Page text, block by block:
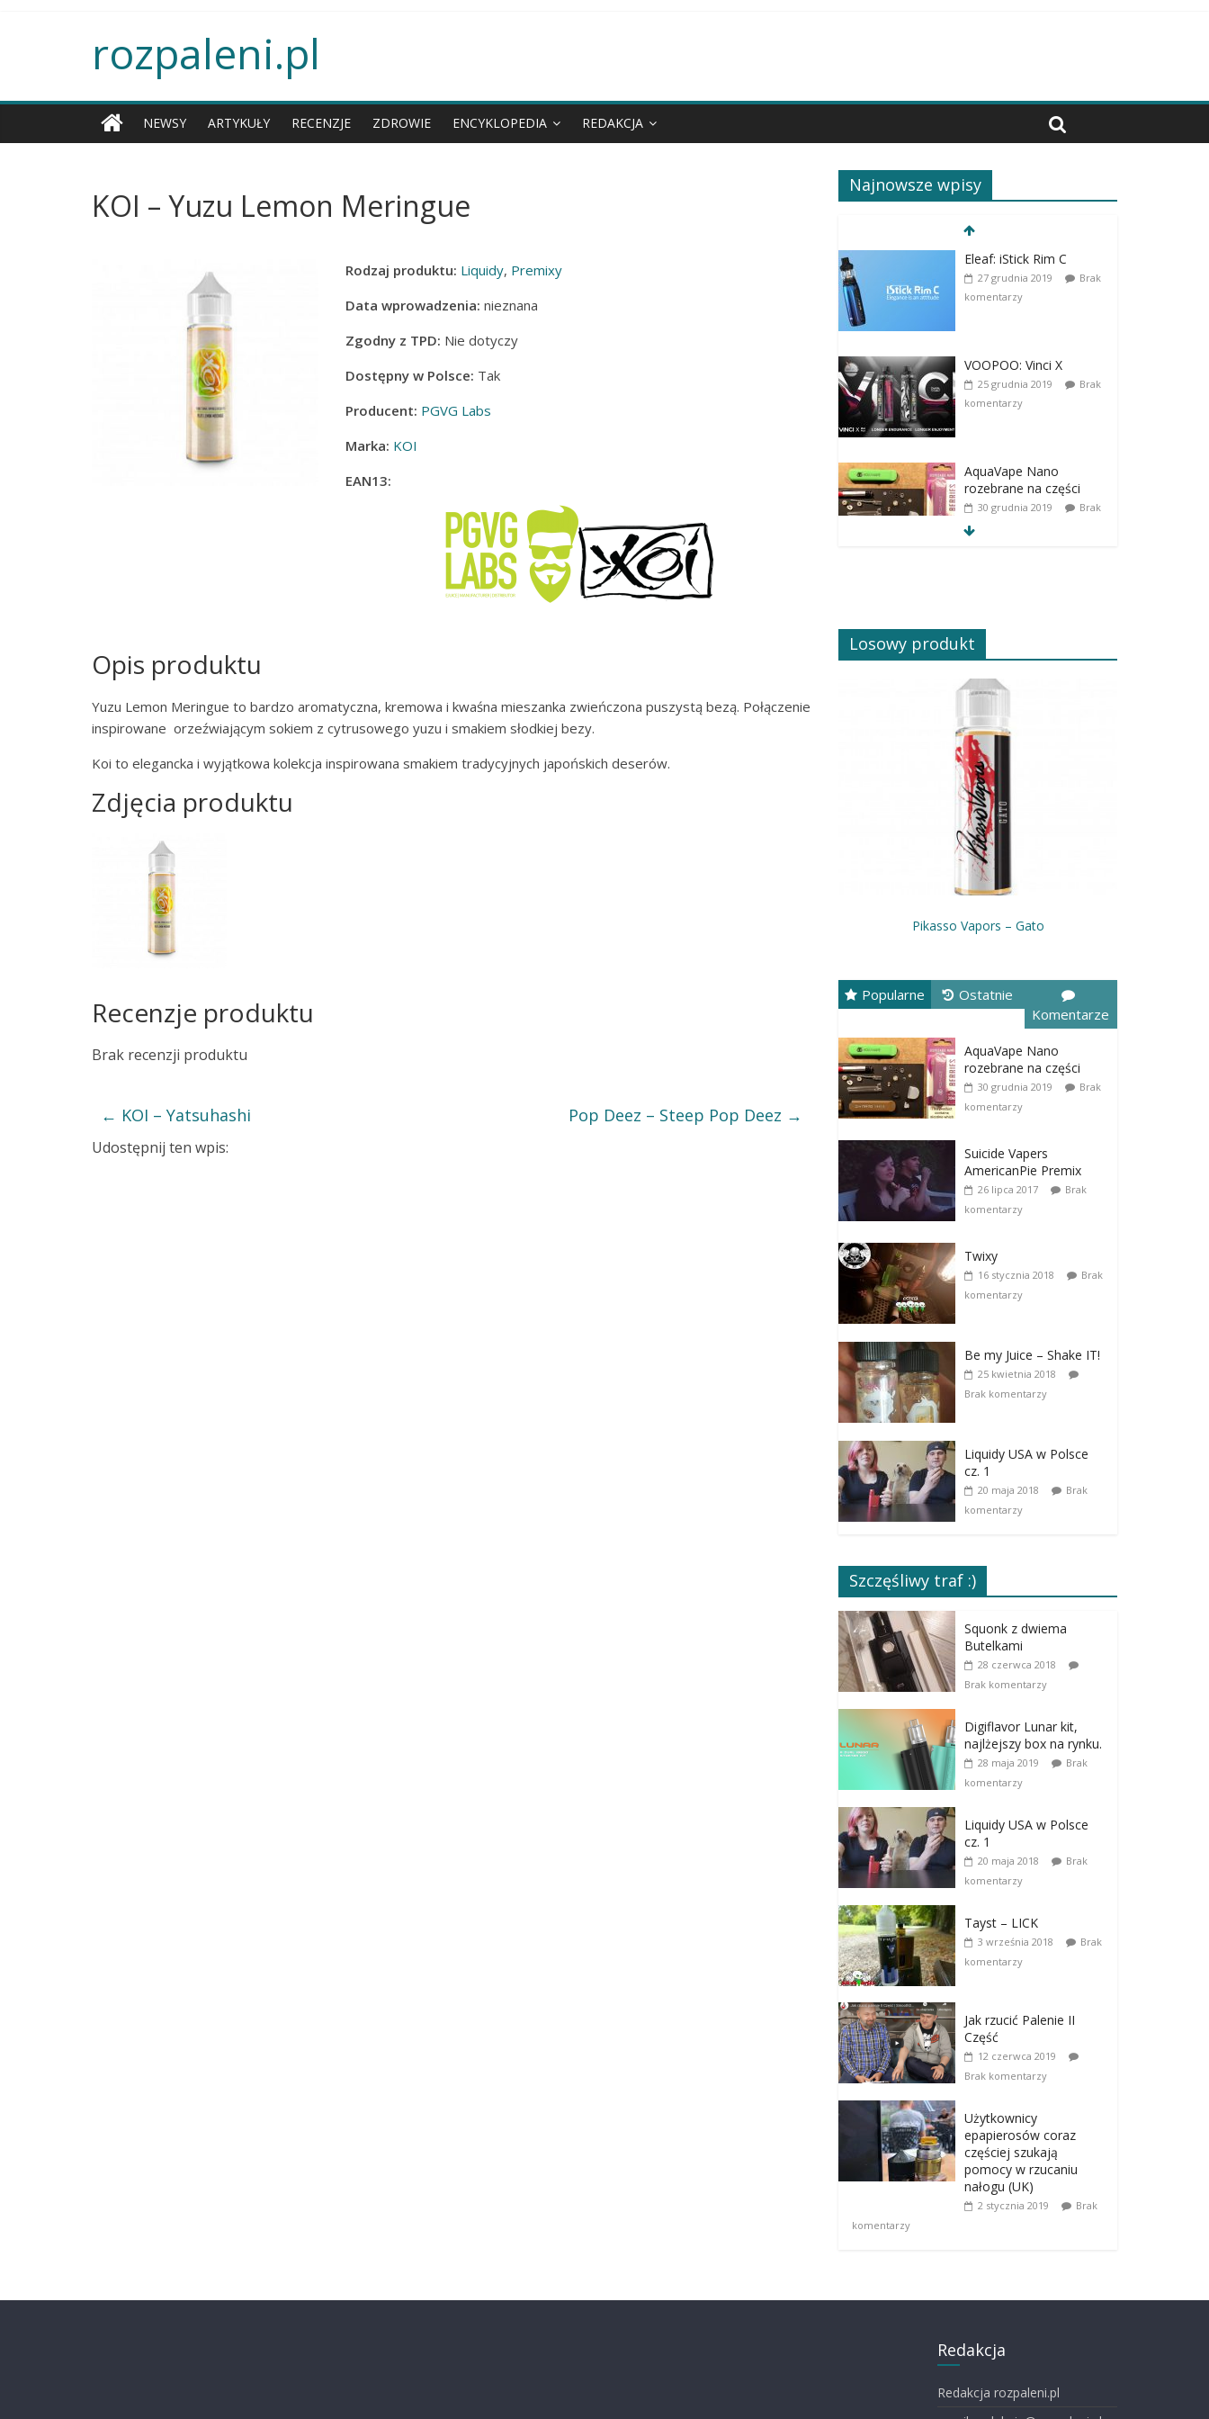
rozpaleni.pl
NEWSY ARTYKUŁY RECENZJE ZDROWIE ENCYKLOPEDIA REDAKCJA
KOI – Yuzu Lemon Meringue
Rodzaj produktu: Liquidy, Premixy
Data wprowadzenia: nieznana
Zgodny z TPD: Nie dotyczy
Dostępny w Polsce: Tak
Producent: PGVG Labs
Marka: KOI
EAN13:
Opis produktu
Yuzu Lemon Meringue to bardzo aromatyczna, kremowa i kwaśna mieszanka zwieńczona puszystą bezą. Połączenie
inspirowane orzeźwiającym sokiem z cytrusowego yuzu i smakiem słodkiej bezy.
Koi to elegancka i wyjątkowa kolekcja inspirowana smakiem tradycyjnych japońskich deserów.
Zdjęcia produktu
Recenzje produktu
Brak recenzji produktu
← KOI – Yatsuhashi Pop Deez – Steep Pop Deez →
Udostępnij ten wpis:
Najnowsze wpisy
Eleaf: iStick Rim C
27 grudnia 2019
Brak
komentarzy
VOOPOO: Vinci X
25 grudnia 2019
Brak
komentarzy
AquaVape Nano
rozebrane na części
30 grudnia 2019
Brak
komentarzy
Losowy produkt
Pikasso Vapors – Gato
Popularne
Ostatnie
Komentarze
AquaVape Nano
rozebrane na części
30 grudnia 2019
Brak
komentarzy
Suicide Vapers
AmericanPie Premix
26 lipca 2017
Brak
komentarzy
Twixy
16 stycznia 2018
Brak
komentarzy
Be my Juice – Shake IT!
25 kwietnia 2018
Brak komentarzy
Liquidy USA w Polsce
cz. 1
20 maja 2018
Brak
komentarzy
Szczęśliwy traf :)
Squonk z dwiema
Butelkami
28 czerwca 2018
Brak komentarzy
Digiflavor Lunar kit,
najlżejszy box na rynku.
28 maja 2019
Brak
komentarzy
Liquidy USA w Polsce
cz. 1
20 maja 2018
Brak
komentarzy
Tayst – LICK
3 września 2018
Brak
komentarzy
Jak rzucić Palenie II
Część
12 czerwca 2019
Brak komentarzy
Użytkownicy
epapierosów coraz
częściej szukają
pomocy w rzucaniu
nałogu (UK)
2 stycznia 2019
Brak
komentarzy
Redakcja
Redakcja rozpaleni.pl